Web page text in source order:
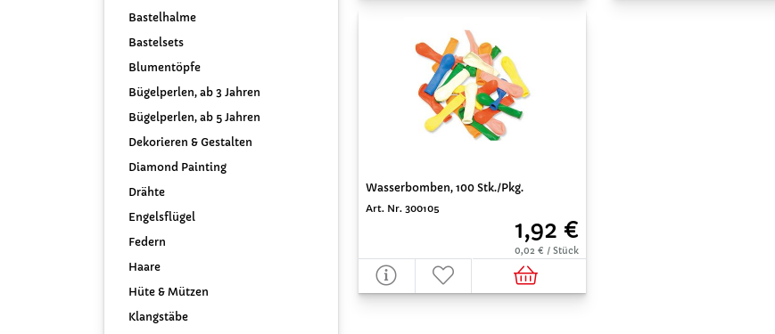
Bastelhalme
Bastelsets
Blumentöpfe
Bügelperlen, ab 3 Jahren
Bügelperlen, ab 5 Jahren
Dekorieren & Gestalten
Diamond Painting
Drähte
Engelsflügel
Federn
Haare
Hüte & Mützen
Klangstäbe
Wasserbomben, 100 Stk./Pkg.
Art. Nr. 300105
1,92 €
0,02 € / Stück